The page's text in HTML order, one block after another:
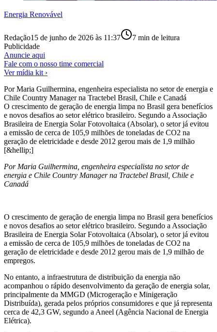
Energia Renovável
Redação15 de junho de 2026 às 11:37 7 min de leitura
Publicidade
Anuncie aqui
Fale com o nosso time comercial
Ver mídia kit ›
Por Maria Guilhermina, engenheira especialista no setor de energia e
Chile Country Manager na Tractebel Brasil, Chile e Canadá
O crescimento de geração de energia limpa no Brasil gera benefícios
e novos desafios ao setor elétrico brasileiro. Segundo a Associação
Brasileira de Energia Solar Fotovoltaica (Absolar), o setor já evitou
a emissão de cerca de 105,9 milhões de toneladas de CO2 na
geração de eletricidade e desde 2012 gerou mais de 1,9 milhão
[&hellip;]
Por Maria Guilhermina, engenheira especialista no setor de
energia e Chile Country Manager na Tractebel Brasil, Chile e
Canadá
O crescimento de geração de energia limpa no Brasil gera benefícios
e novos desafios ao setor elétrico brasileiro. Segundo a Associação
Brasileira de Energia Solar Fotovoltaica (Absolar), o setor já evitou
a emissão de cerca de 105,9 milhões de toneladas de CO2 na
geração de eletricidade e desde 2012 gerou mais de 1,9 milhão de
empregos.
No entanto, a infraestrutura de distribuição da energia não
acompanhou o rápido desenvolvimento da geração de energia solar,
principalmente da MMGD (Microgeração e Minigeração
Distribuída), gerada pelos próprios consumidores e que já representa
cerca de 42,3 GW, segundo a Aneel (Agência Nacional de Energia
Elétrica).